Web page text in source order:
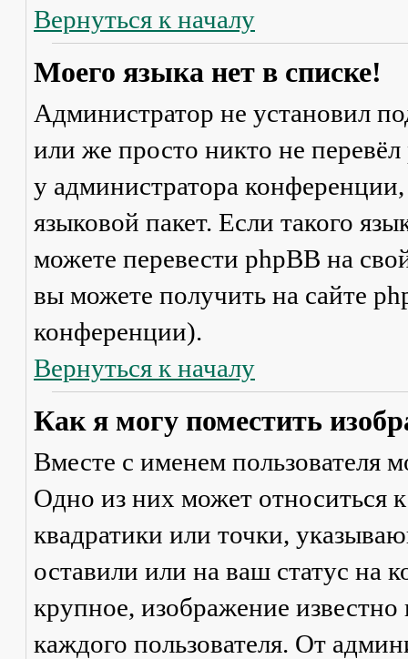
Вернуться к началу
Моего языка нет в списке!
Администратор не установил
или же просто никто не
у администратора
языковой пакет. Если такого
можете перевести phpBB на
вы можете получить на сайте
конференции).
Вернуться к началу
Как я могу поместить
Вместе с именем пользователя
Одно из них может относиться
квадратики или точки,
оставили или на ваш статус на
крупное, изображение
каждого пользователя. От